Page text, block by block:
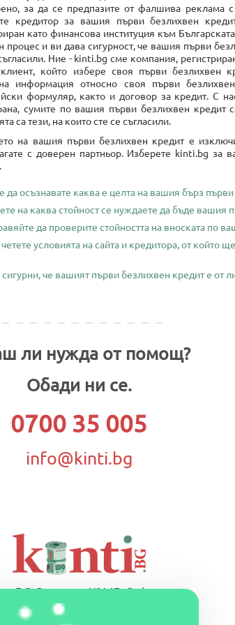
за да се предпазите от фалшива реклама
кредитор за вашия първи безлихвен
като финансова институция към
процес и ви дава сигурност, че вашия първи
Ние - kinti.bg сме компания,
който избере своя първи безлихвен
информация относно своя първи
формуляр, както и договор за кредит. С
сумите по вашия първи безлихвен кредит
са тези, на които сте се съгласили.
на вашия първи безлихвен кредит е
с доверен партньор. Изберете kinti.bg за
да осъзнавате каква е целта на вашия бърз
на каква стойност се нуждаете да бъде вашия
да проверите стойността на вноската по
условията на сайта и кредитора, от който
че вашият първи безлихвен кредит е от
ли нужда от помощ?
Обади ни се.
0700 35 005
info@kinti.bg
Г.С. Раковски №147, София